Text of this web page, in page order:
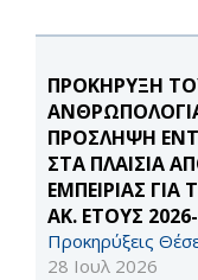
ΠΡΟΚΗΡΥΞΗ
ΠΡΟΣΛΗΨΗ
ΣΤΑ ΠΛΑΙΣΙΑ
ΕΜΠΕΙΡΙΑΣ
ΑΚ. ΕΤΟΥΣ
Προκηρύξεις
28 Ιουλ 2026